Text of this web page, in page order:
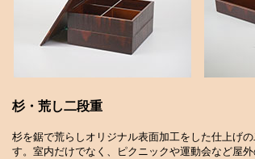
杉・荒し二段重
杉を鋸で荒らしオリジナル表面加工をした仕上げ
す。室内だけでなく、ピクニックや運動会など屋外